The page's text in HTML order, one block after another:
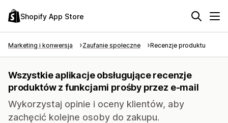
Shopify App Store
Marketing i konwersja Zaufanie społeczne Recenzje produktu
Wszystkie aplikacje obsługujące recenzje
produktów z funkcjami prośby przez e-mail
Wykorzystaj opinie i oceny klientów, aby
zachęcić kolejne osoby do zakupu.